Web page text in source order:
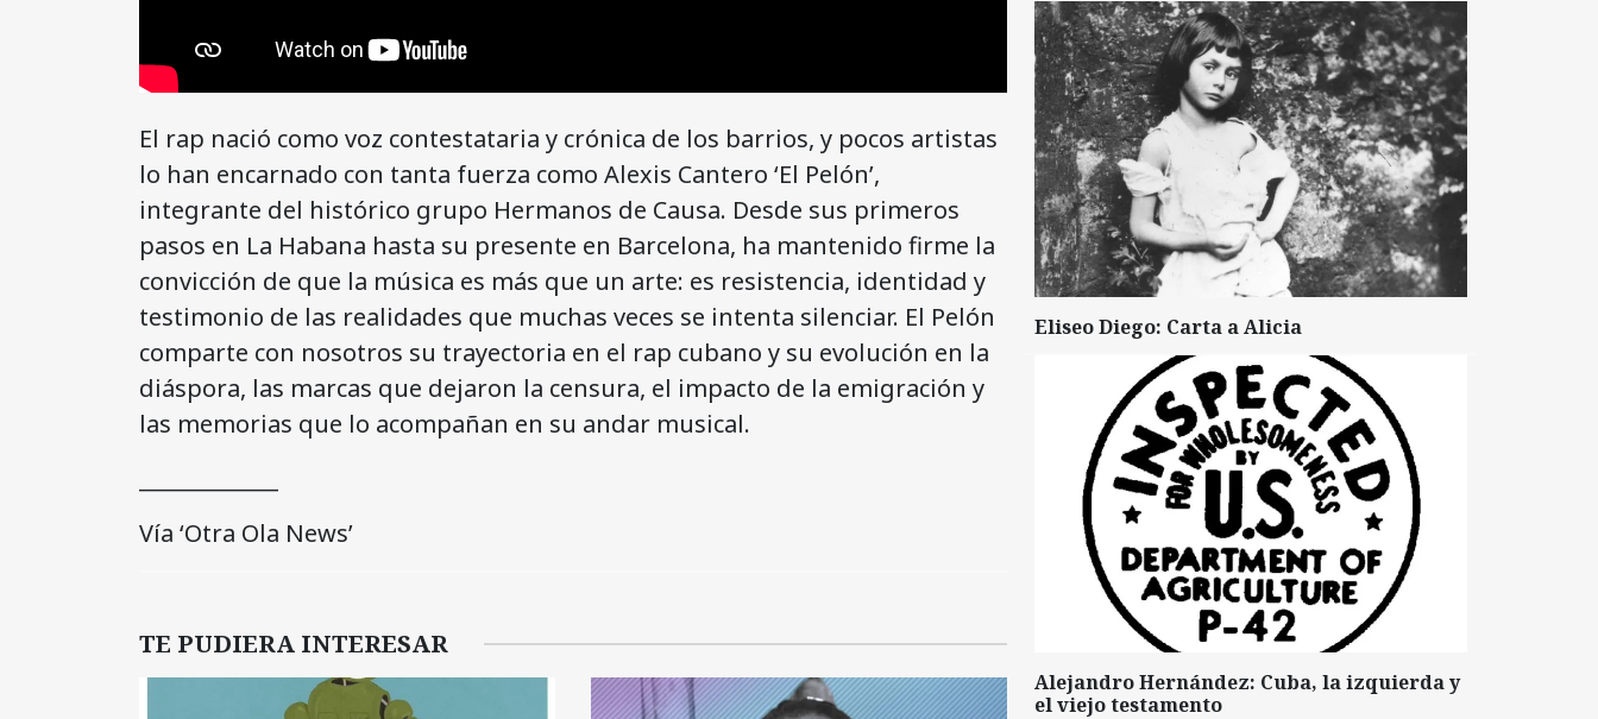
El rap nació como voz contestataria y crónica de los barrios, y pocos artistas
lo han encarnado con tanta fuerza como Alexis Cantero ‘El Pelón’,
integrante del histórico grupo Hermanos de Causa. Desde sus primeros
pasos en La Habana hasta su presente en Barcelona, ​​ha mantenido firme la
convicción de que la música es más que un arte: es resistencia, identidad y
testimonio de las realidades que muchas veces se intenta silenciar. El Pelón
comparte con nosotros su trayectoria en el rap cubano y su evolución en la
diáspora, las marcas que dejaron la censura, el impacto de la emigración y
las memorias que lo acompañan en su andar musical.
Vía ‘Otra Ola News’
TE PUDIERA INTERESAR
Eliseo Diego: Carta a Alicia
Alejandro Hernández: Cuba, la izquierda y
el viejo testamento